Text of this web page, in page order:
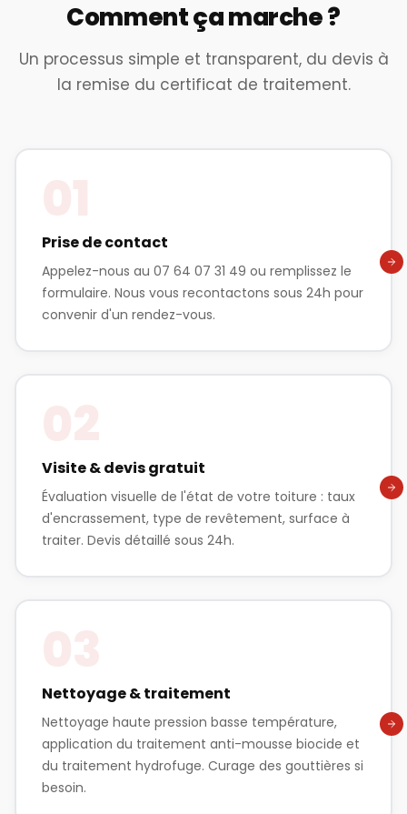
Comment ça marche ?
Un processus simple et transparent, du devis à
la remise du certificat de traitement.
Prise de contact
Appelez-nous au 07 64 07 31 49 ou remplissez le
formulaire. Nous vous recontactons sous 24h pour
convenir d'un rendez-vous.
Visite & devis gratuit
Évaluation visuelle de l'état de votre toiture : taux
d'encrassement, type de revêtement, surface à
traiter. Devis détaillé sous 24h.
Nettoyage & traitement
Nettoyage haute pression basse température,
application du traitement anti-mousse biocide et
du traitement hydrofuge. Curage des gouttières si
besoin.